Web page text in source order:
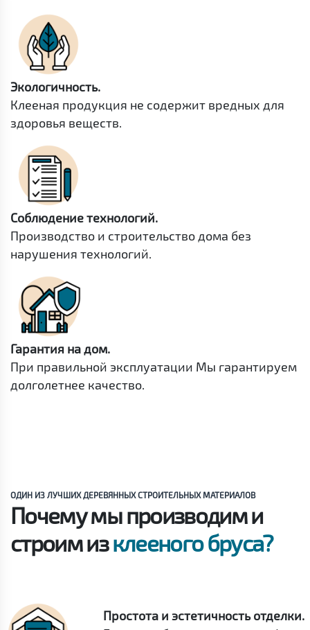
Экологичность.
Клееная продукция не содержит вредных для
здоровья веществ.
Соблюдение технологий.
Производство и строительство дома без
нарушения технологий.
Гарантия на дом.
При правильной эксплуатации Мы гарантируем
долголетнее качество.
ОДИН ИЗ ЛУЧШИХ ДЕРЕВЯННЫХ СТРОИТЕЛЬНЫХ МАТЕРИАЛОВ
Почему мы производим и
строим изклееного бруса?
Простота и эстетичность отделки.